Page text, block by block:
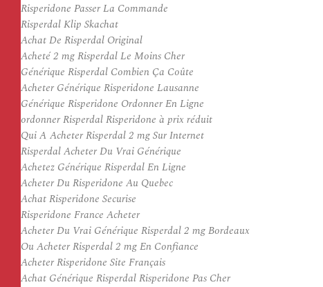
Risperidone Passer La Commande
Risperdal Klip Skachat
Achat De Risperdal Original
Acheté 2 mg Risperdal Le Moins Cher
Générique Risperdal Combien Ça Coûte
Acheter Générique Risperidone Lausanne
Générique Risperidone Ordonner En Ligne
ordonner Risperdal Risperidone à prix réduit
Qui A Acheter Risperdal 2 mg Sur Internet
Risperdal Acheter Du Vrai Générique
Achetez Générique Risperdal En Ligne
Acheter Du Risperidone Au Quebec
Achat Risperidone Securise
Risperidone France Acheter
Acheter Du Vrai Générique Risperdal 2 mg Bordeaux
Ou Acheter Risperdal 2 mg En Confiance
Acheter Risperidone Site Français
Achat Générique Risperdal Risperidone Pas Cher